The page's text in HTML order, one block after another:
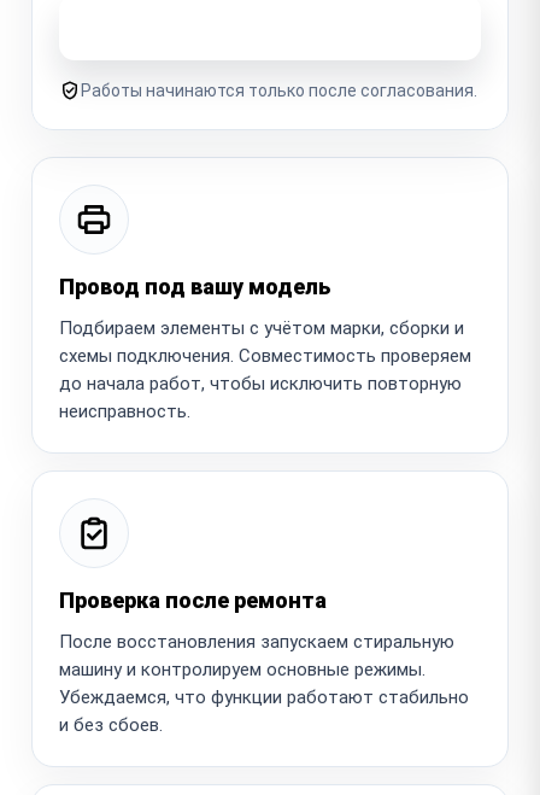
Работы начинаются только после согласования.
Провод под вашу модель
Подбираем элементы с учётом марки, сборки и
схемы подключения. Совместимость проверяем
до начала работ, чтобы исключить повторную
неисправность.
Проверка после ремонта
После восстановления запускаем стиральную
машину и контролируем основные режимы.
Убеждаемся, что функции работают стабильно
и без сбоев.